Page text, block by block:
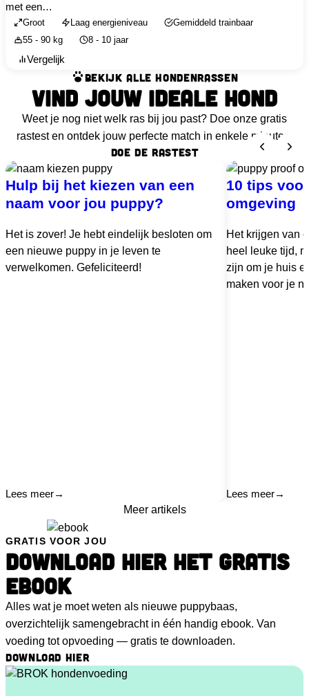
met een…
Groot Laag energieniveau
Gemiddeld trainbaar
55 - 90 kg
8 - 10 jaar
Vergelijk
BEKIJK ALLE HONDENRASSEN
VIND JOUW IDEALE HOND
Weet je nog niet welk ras bij jou past? Doe onze gratis
rastest en ontdek jouw perfecte match in enkele minuten.
DOE DE RASTEST
Hulp bij het kiezen van een
naam voor jou puppy?
Het is zover! Je hebt eindelijk besloten om
een nieuwe puppy in je leven te
verwelkomen. Gefeliciteerd!
Lees meer→
10 tips
omgeving
Het krijgen van
heel leuke tijd,
zijn om je huis
maken voor je
Lees meer→
Meer artikels
GRATIS VOOR JOU
DOWNLOAD HIER HET GRATIS
EBOOK
Alles wat je moet weten als nieuwe puppybaas,
overzichtelijk samengebracht in één handig ebook. Van
voeding tot opvoeding — gratis te downloaden.
DOWNLOAD HIER